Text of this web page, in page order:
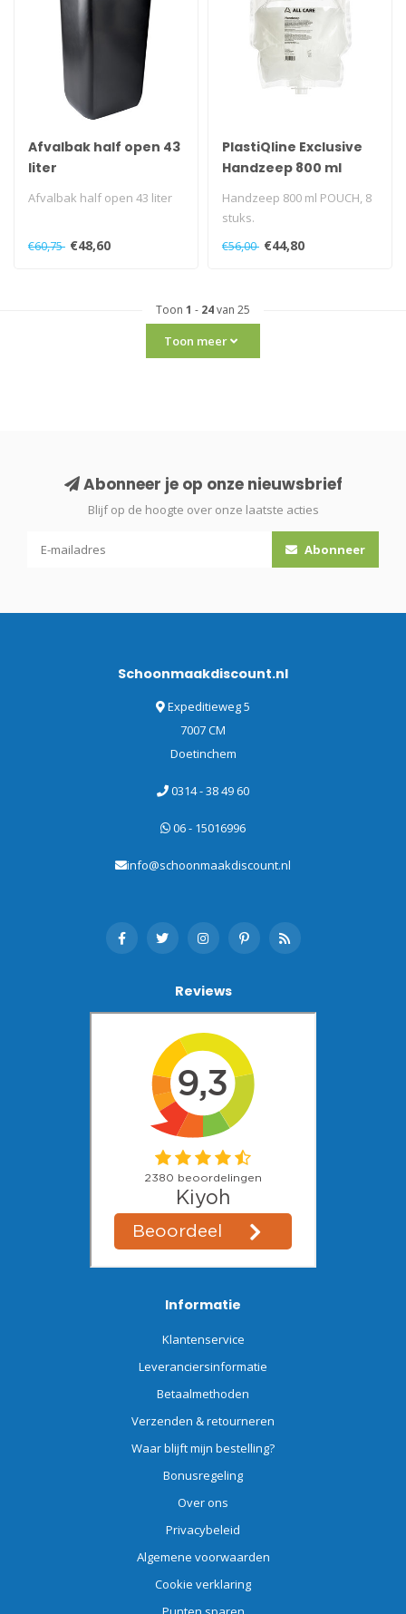
Afvalbak half open 43
liter
Afvalbak half open 43 liter
€60,75 €48,60
PlastiQline Exclusive
Handzeep 800 ml
POUCH x8
Handzeep 800 ml POUCH, 8
stuks.
Geschikt voor de 800 ml
€56,00 €44,80
Toon 1 - 24van 25
Toon meer
Abonneer je op onze nieuwsbrief
Blijf op de hoogte over onze laatste acties
Abonneer
Schoonmaakdiscount.nl
Expeditieweg 5
7007 CM
Doetinchem
0314 - 38 49 60
06 - 15016996
info@schoonmaakdiscount.nl
Reviews
Informatie
Klantenservice
Leveranciersinformatie
Betaalmethoden
Verzenden & retourneren
Waar blijft mijn bestelling?
Bonusregeling
Over ons
Privacybeleid
Algemene voorwaarden
Cookie verklaring